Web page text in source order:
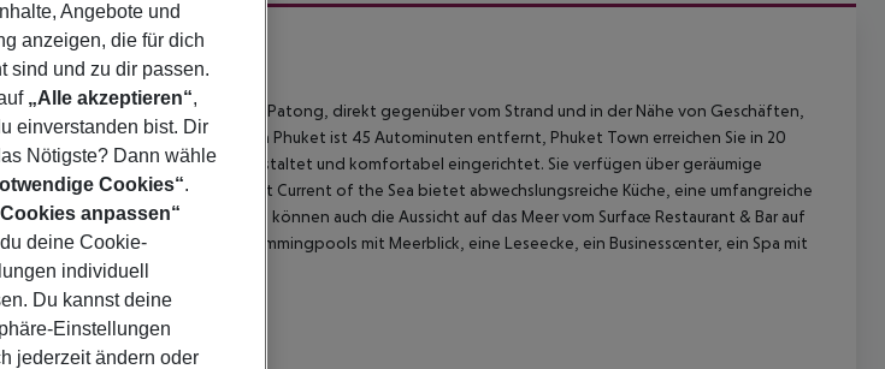
Boutique-Resort im Zentrum von Patong, direkt gegenüber vom Strand und in der Nähe von Geschäften,
Der internationale Flughafen Phuket ist 45 Autominuten entfernt, Phuket Town erreichen Sie in 20
und Poolvillen sind modern gestaltet und komfortabel eingerichtet. Sie verfügen über geräumige
kostenfreies WLAN. Das Restaurant Current of the Sea bietet abwechslungsreiche Küche, eine umfangreiche
Seafood-Fusion-Menü. Die Gäste können auch die Aussicht auf das Meer vom Surface Restaurant & Bar auf
Einrichtungen gehören zwei Swimmingpools mit Meerblick, eine Leseecke, ein Businesscenter, ein Spa mit
und Zimmerservice.
Angebote und
anzeigen, die für dich
sind und zu dir passen.
„Alle akzeptieren“,
einverstanden bist. Dir
Nötigste? Dann wähle
Cookies“.
anpassen“
deine Cookie-
individuell
Du kannst deine
Einstellungen
jederzeit ändern oder